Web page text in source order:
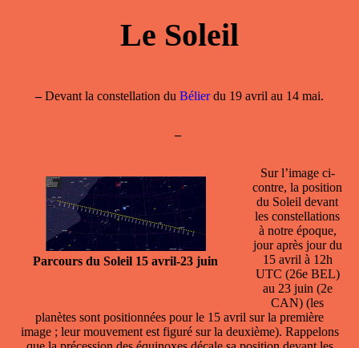
Le Soleil
–Devant la constellation du Bélierdu 19 avril au 14 mai.
–
Parcours du Soleil 15 avril-23 juin
Sur l’image ci-
contre, la position
du Soleil devant
les constellations
à notre époque,
jour après jour du
15 avril à 12h
UTC (26e BEL)
au 23 juin (2e
CAN) (les
planètes sont positionnées pour le 15 avril sur la première
image ; leur mouvement est figuré sur la deuxième). Rappelons